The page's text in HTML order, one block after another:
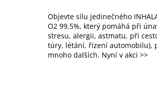
Objevte sílu jedinečného
O2 99,5%, který pomáhá při
stresu, alergii, astmatu, při
túry, létání, řízení automobilu),
mnoho dalších. Nyní v akci >>